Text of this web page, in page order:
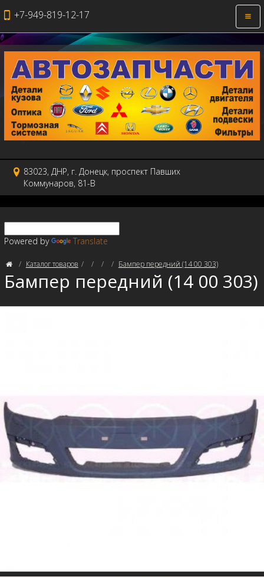
+7-949-819-12-17
83023, ДНР, г. Донецк, проспект Павших
Коммунаров, 81-В
Powered by Translate
Каталог товаров Бампер передний (14 00 303)
Бампер передний (14 00 303)